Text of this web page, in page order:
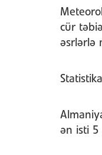
cür
əsrlərlə
ən isti 5